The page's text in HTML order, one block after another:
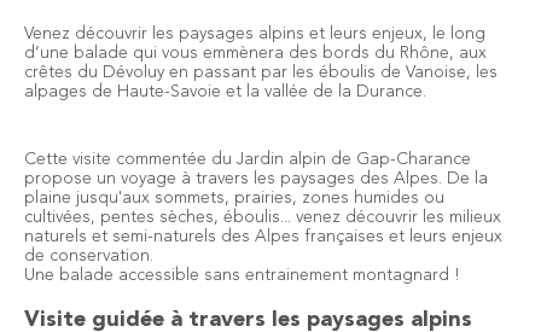
Venez découvrir les paysages alpins et leurs enjeux, le long
d’une balade qui vous emmènera des bords du Rhône, aux
crêtes du Dévoluy en passant par les éboulis de Vanoise, les
alpages de Haute-Savoie et la vallée de la Durance.
Cette visite commentée du Jardin alpin de Gap-Charance
propose un voyage à travers les paysages des Alpes. De la
plaine jusqu'aux sommets, prairies, zones humides ou
cultivées, pentes sèches, éboulis... venez découvrir les milieux
naturels et semi-naturels des Alpes françaises et leurs enjeux
de conservation.
Une balade accessible sans entrainement montagnard !
Visite guidée à travers les paysages alpins